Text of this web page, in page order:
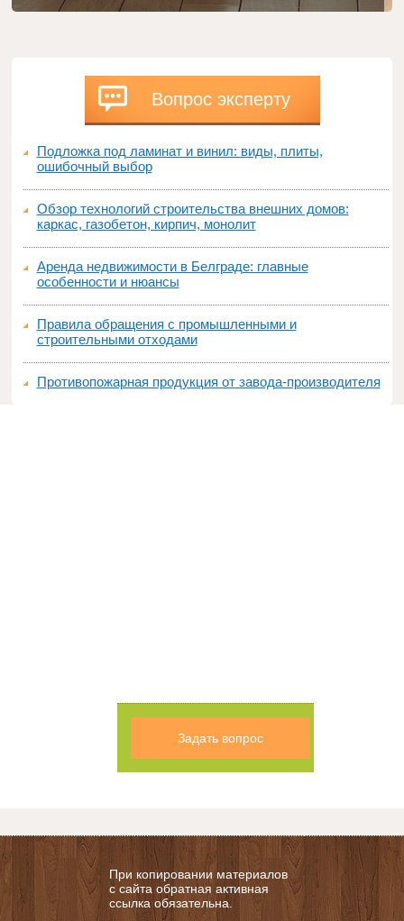
Вопрос эксперту
Подложка под ламинат и винил: виды, плиты,
ошибочный выбор
Обзор технологий строительства внешних домов:
каркас, газобетон, кирпич, монолит
Аренда недвижимости в Белграде: главные
особенности и нюансы
Правила обращения с промышленными и
строительными отходами
Противопожарная продукция от завода-производителя
Задать вопрос
При копировании материалов
с сайта обратная активная
ссылка обязательна.